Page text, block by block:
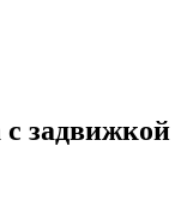
задвижкой